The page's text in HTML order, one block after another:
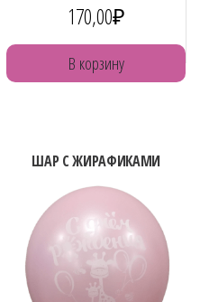
170,00₽
В корзину
ШАР С ЖИРАФИКАМИ